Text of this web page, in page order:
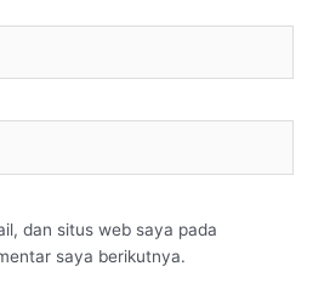
dan situs web saya pada
saya berikutnya.